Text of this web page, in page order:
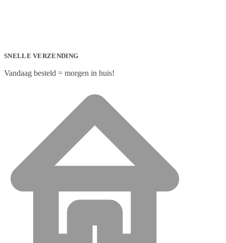
SNELLE VERZENDING
Vandaag besteld = morgen in huis!